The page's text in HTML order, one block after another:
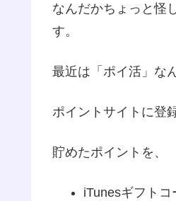
なんだかちょっと怪
す。
最近は「ポイ活」な
ポイントサイトに登
貯めたポイントを、
iTunesギフトコ